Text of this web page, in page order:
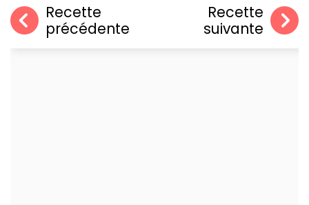
Recette
précédente
Recette
suivante